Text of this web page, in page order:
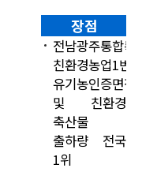
장점
전남광주통합특
친환경농업1번
유기농인증면적
및 친환경
축산물
출하량 전국
1위